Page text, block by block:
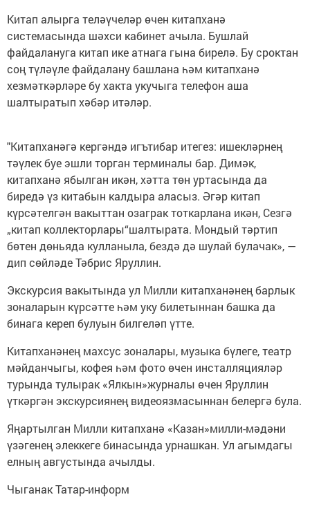
Китап алырга теләүчеләр өчен китапханә
системасында шәхси кабинет ачыла. Бушлай
файдалануга китап ике атнага гына бирелә. Бу сроктан
соң түләүле файдалану башлана һәм китапханә
хезмәткәрләре бу хакта укучыга телефон аша
шалтыратып хәбәр итәләр.
"Китапханәгә кергәндә игътибар итегез: ишекләрнең
тәүлек буе эшли торган терминалы бар. Димәк,
китапханә ябылган икән, хәтта төн уртасында да
биредә үз китабын калдыра аласыз. Әгәр китап
күрсәтелгән вакыттан озаграк тоткарлана икән, Сезгә
„китап коллекторлары“шалтырата. Мондый тәртип
бөтен дөньяда кулланыла, бездә дә шулай булачак», —
дип сөйләде Тәбрис Яруллин.
Экскурсия вакытында ул Милли китапханәнең барлык
зоналарын күрсәтте һәм уку билетыннан башка да
бинага кереп булуын билгеләп үтте.
Китапханәнең махсус зоналары, музыка бүлеге, театр
мәйданчыгы, кофея һәм фото өчен инсталляцияләр
турында тулырак «Ялкын»журналы өчен Яруллин
үткәргән экскурсиянең видеоязмасыннан белергә була.
Яңартылган Милли китапханә «Казан»милли-мәдәни
үзәгенең элеккеге бинасында урнашкан. Ул агымдагы
елның августында ачылды.
Чыганак Татар-информ